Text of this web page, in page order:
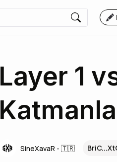
Layer 1
SineXavaR - 🇹🇷